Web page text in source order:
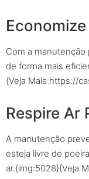
Com a
de forma mais
{Veja Mais:https://
Respire Ar
A manutenção
esteja livre de
ar.{img:5028}{Veja